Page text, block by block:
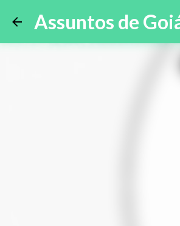
Assuntos de